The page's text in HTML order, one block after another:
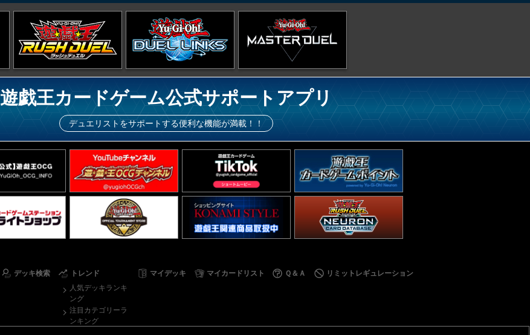
遊戯王カードゲーム公式サポートアプリ
デュエリストをサポートする便利な機能が満載！！
デッキ検索
トレンド
人気デッキランキ
ング
注目カテゴリーラ
ンキング
マイデッキ マイカードリスト Ｑ＆Ａ リミットレギュレーション